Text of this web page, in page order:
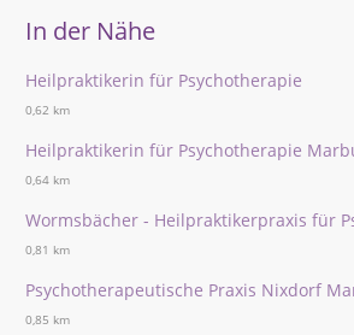
In der Nähe
Heilpraktikerin für Psychotherapie
0,62 km
Heilpraktikerin für Psychotherapie
0,64 km
Wormsbächer - Heilpraktikerpraxis für
0,81 km
Psychotherapeutische Praxis Nixdorf
0,85 km